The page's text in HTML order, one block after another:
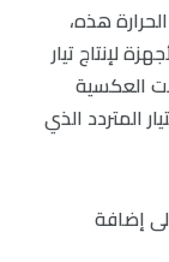
هذه،
لإنتاج تيار
العكسية
المتردد الذي
إضافة